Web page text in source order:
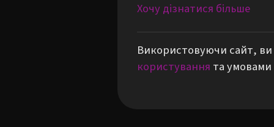
Хочу дізнатися більше
Використовуючи сайт,
користування та умовами